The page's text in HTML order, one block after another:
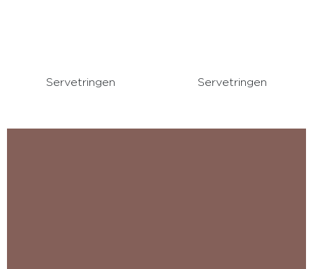
Servetringen Servetringen